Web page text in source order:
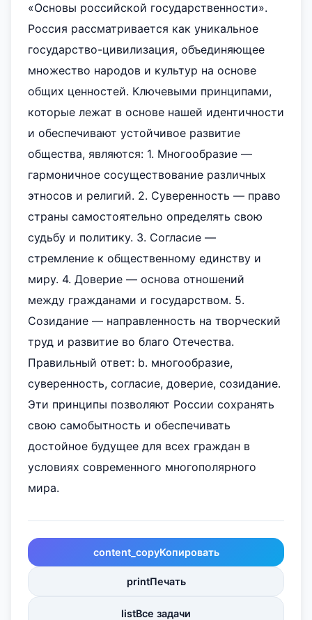
«Основы российской государственности».
Россия рассматривается как уникальное
государство-цивилизация, объединяющее
множество народов и культур на основе
общих ценностей. Ключевыми принципами,
которые лежат в основе нашей идентичности
и обеспечивают устойчивое развитие
общества, являются: 1. Многообразие —
гармоничное сосуществование различных
этносов и религий. 2. Суверенность — право
страны самостоятельно определять свою
судьбу и политику. 3. Согласие —
стремление к общественному единству и
миру. 4. Доверие — основа отношений
между гражданами и государством. 5.
Созидание — направленность на творческий
труд и развитие во благо Отечества.
Правильный ответ: b. многообразие,
суверенность, согласие, доверие, созидание.
Эти принципы позволяют России сохранять
свою самобытность и обеспечивать
достойное будущее для всех граждан в
условиях современного многополярного
мира.
content_copyКопировать
printПечать
listВсе задачи